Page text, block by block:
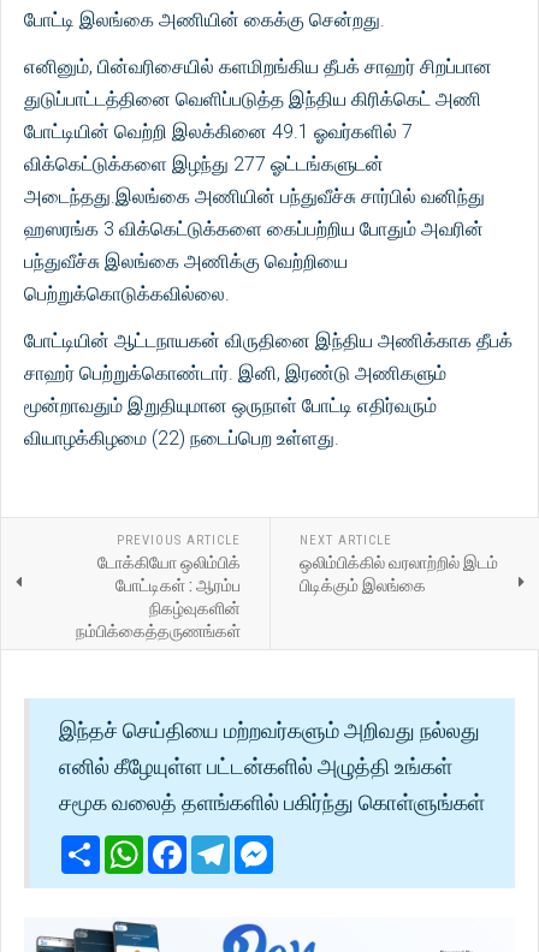
போட்டி இலங்கை அணியின் கைக்கு சென்றது.
எனினும், பின்வரிசையில் களமிறங்கிய தீபக் சாஹர் சிறப்பான
துடுப்பாட்டத்தினை வெளிப்படுத்த இந்திய கிரிக்கெட் அணி
போட்டியின் வெற்றி இலக்கினை 49.1 ஓவர்களில் 7
விக்கெட்டுக்களை இழந்து 277 ஓட்டங்களுடன்
அடைந்தது.இலங்கை அணியின் பந்துவீச்சு சார்பில் வனிந்து
ஹஸரங்க 3 விக்கெட்டுக்களை கைப்பற்றிய போதும் அவரின்
பந்துவீச்சு இலங்கை அணிக்கு வெற்றியை
பெற்றுக்கொடுக்கவில்லை.
போட்டியின் ஆட்டநாயகன் விருதினை இந்திய அணிக்காக தீபக்
சாஹர் பெற்றுக்கொண்டார். இனி, இரண்டு அணிகளும்
மூன்றாவதும் இறுதியுமான ஒருநாள் போட்டி எதிர்வரும்
வியாழக்கிழமை (22) நடைப்பெற உள்ளது.
PREVIOUS ARTICLE
டோக்கியோ ஒலிம்பிக்
போட்டிகள் : ஆரம்ப
நிகழ்வுகளின்
நம்பிக்கைத்தருணங்கள்
NEXT ARTICLE
ஒலிம்பிக்கில் வரலாற்றில் இடம்
பிடிக்கும் இலங்கை
இந்தச் செய்தியை மற்றவர்களும் அறிவது நல்லது
எனில் கீழேயுள்ள பட்டன்களில் அழுத்தி உங்கள்
சமூக வலைத் தளங்களில் பகிர்ந்து கொள்ளுங்கள்
ShareWhatsApp
Facebook
Telegram